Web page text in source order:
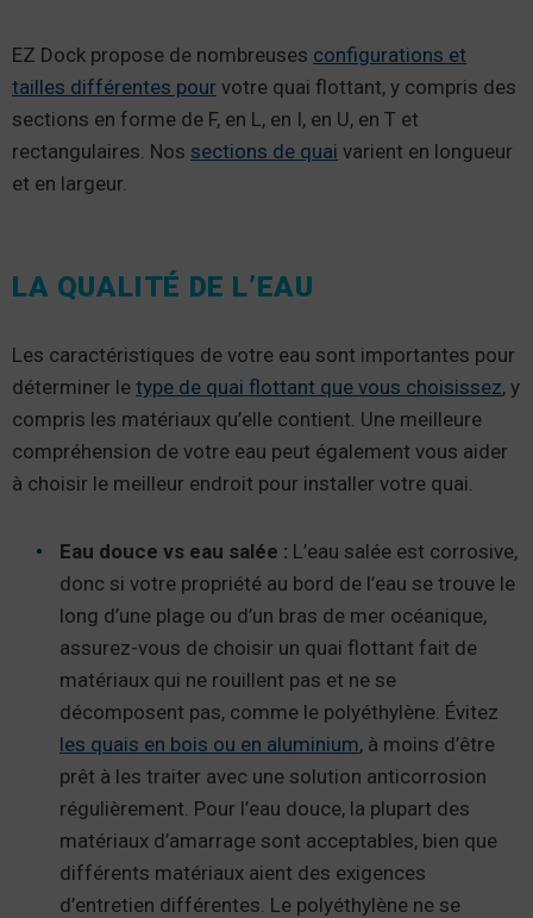
EZ Dock propose de nombreuses configurations et
tailles différentes pour votre quai flottant, y compris des
sections en forme de F, en L, en I, en U, en T et
rectangulaires. Nos sections de quai varient en longueur
et en largeur.
LA QUALITÉ DE L’EAU
Les caractéristiques de votre eau sont importantes pour
déterminer le type de quai flottant que vous choisissez, y
compris les matériaux qu’elle contient. Une meilleure
compréhension de votre eau peut également vous aider
à choisir le meilleur endroit pour installer votre quai.
Eau douce vs eau salée : L’eau salée est corrosive,
donc si votre propriété au bord de l’eau se trouve le
long d’une plage ou d’un bras de mer océanique,
assurez-vous de choisir un quai flottant fait de
matériaux qui ne rouillent pas et ne se
décomposent pas, comme le polyéthylène. Évitez
les quais en bois ou en aluminium, à moins d’être
prêt à les traiter avec une solution anticorrosion
régulièrement. Pour l’eau douce, la plupart des
matériaux d’amarrage sont acceptables, bien que
différents matériaux aient des exigences
d’entretien différentes. Le polyéthylène ne se